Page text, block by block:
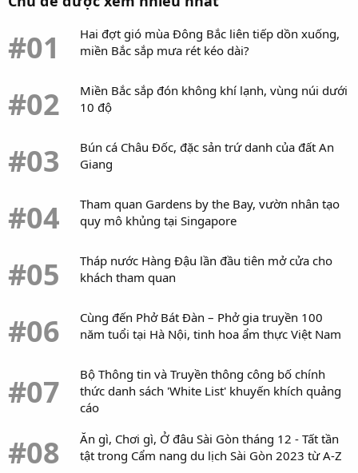
#01
Hai đợt gió mùa Đông Bắc liên tiếp dồn xuống,
miền Bắc sắp mưa rét kéo dài?
#02
Miền Bắc sắp đón không khí lạnh, vùng núi dưới
10 độ
#03
Bún cá Châu Đốc, đặc sản trứ danh của đất An
Giang
#04
Tham quan Gardens by the Bay, vườn nhân tạo
quy mô khủng tại Singapore
#05
Tháp nước Hàng Đậu lần đầu tiên mở cửa cho
khách tham quan
#06
Cùng đến Phở Bát Đàn – Phở gia truyền 100
năm tuổi tại Hà Nội, tinh hoa ẩm thực Việt Nam
#07
Bộ Thông tin và Truyền thông công bố chính
thức danh sách 'White List' khuyến khích quảng
cáo
#08
Ăn gì, Chơi gì, Ở đâu Sài Gòn tháng 12 - Tất tần
tật trong Cẩm nang du lịch Sài Gòn 2023 từ A-Z